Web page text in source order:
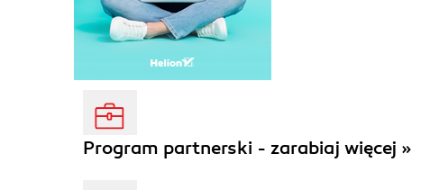
Program partnerski - zarabiaj więcej »